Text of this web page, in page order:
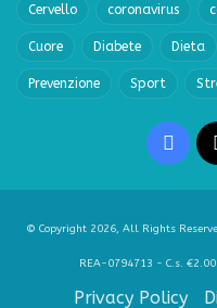
Cervello coronavirus
Cuore Diabete Dieta
Prevenzione Sport
© Copyright 2026, All Rights
REA-0794713 - C.s.
Privacy Policy